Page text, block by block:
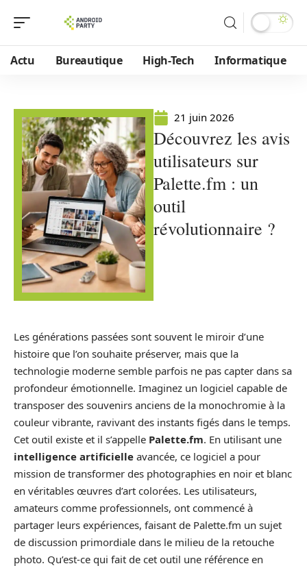
Actu Bureautique High-Tech Informatique
21 juin 2026
Découvrez les avis
utilisateurs sur
Palette.fm : un
outil
révolutionnaire ?
Les générations passées sont souvent le miroir d’une
histoire que l’on souhaite préserver, mais que la
technologie moderne semble parfois ne pas capter dans sa
profondeur émotionnelle. Imaginez un logiciel capable de
transposer des souvenirs anciens de la monochromie à la
couleur vibrante, ravivant des instants figés dans le temps.
Cet outil existe et il s’appelle Palette.fm. En utilisant une
intelligence artificielle avancée, ce logiciel a pour
mission de transformer des photographies en noir et blanc
en véritables œuvres d’art colorées. Les utilisateurs,
amateurs comme professionnels, ont commencé à
partager leurs expériences, faisant de Palette.fm un sujet
de discussion primordiale dans le milieu de la retouche
photo. Qu’est-ce qui fait de cet outil une référence en